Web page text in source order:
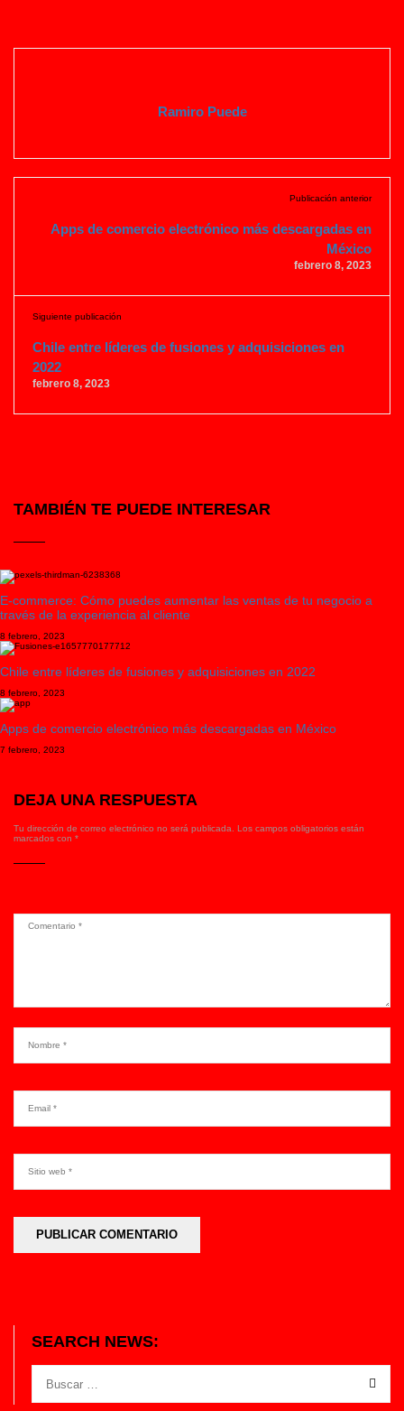
Ramiro Puede
Publicación anterior
Apps de comercio electrónico más descargadas en
México
febrero 8, 2023
Siguiente publicación
Chile entre líderes de fusiones y adquisiciones en
2022
febrero 8, 2023
TAMBIÉN TE PUEDE INTERESAR
E-commerce: Cómo puedes aumentar las ventas de tu negocio a
través de la experiencia al cliente
8 febrero, 2023
Chile entre líderes de fusiones y adquisiciones en 2022
8 febrero, 2023
Apps de comercio electrónico más descargadas en México
7 febrero, 2023
DEJA UNA RESPUESTA
Tu dirección de correo electrónico no será publicada.
Los campos obligatorios están
marcados con *
SEARCH NEWS: